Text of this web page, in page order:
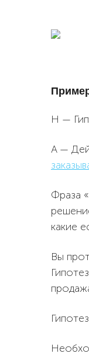
H —
A —
Фраза
какие
Вы